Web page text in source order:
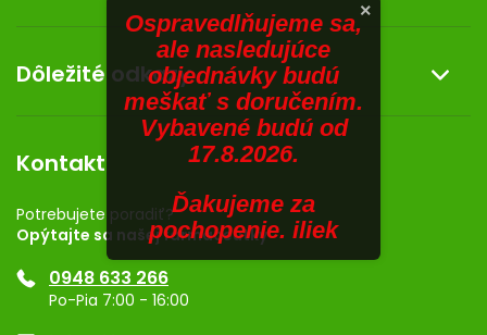
ZNAČKY
Prihlásenie
Doprava a platba
Darček k nákupu
Obchodné podmienky
Kontakt
Dermocentrum
Dôležité odkazy
Rozhodnutie na prevádzku
Registrácia
Ponuka pre firmy
Značky
Kontakt
Potrebujete poradiť?
Opýtajte sa našej farmaceutky
0948 633 266
Po-Pia 7:00 - 16:00
×
Ospravedlňujeme sa,
ale nasledujúce
objednávky budú
meškať s doručením.
Vybavené budú od
17.8.2026.
Ďakujeme za
pochopenie. iliek